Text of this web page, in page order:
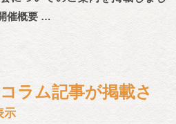
催概要 …
ラム記事が掲載さ
示